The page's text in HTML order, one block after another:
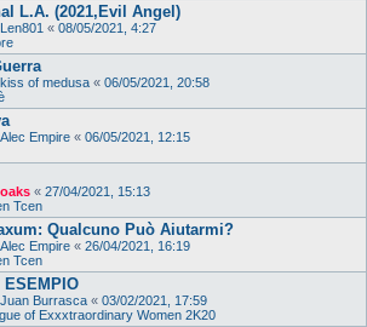
L.A. (2021,Evil Angel)
Len801 « 08/05/2021, 4:27
kiss of medusa « 06/05/2021, 20:58
Alec Empire « 06/05/2021, 12:15
oaks « 27/04/2021, 15:13
Tcen
Qualcuno Può Aiutarmi?
Alec Empire « 26/04/2021, 16:19
Tcen
ESEMPIO
Juan Burrasca « 03/02/2021, 17:59
of Exxxtraordinary Women 2K20